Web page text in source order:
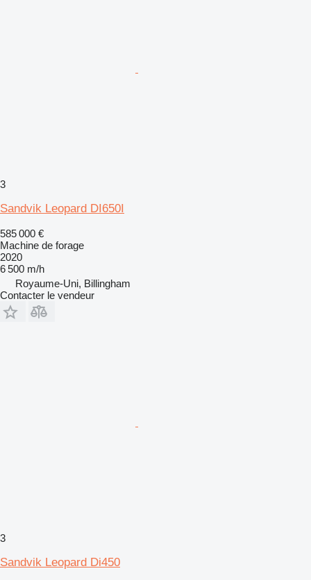
3
Sandvik Leopard DI650I
585 000 €
Machine de forage
2020
6 500 m/h
Royaume-Uni, Billingham
Contacter le vendeur
3
Sandvik Leopard Di450